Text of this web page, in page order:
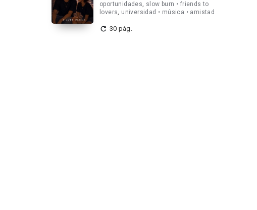
oportunidades, slow burn • friends to
lovers, universidad • música • amistad
30 pág.